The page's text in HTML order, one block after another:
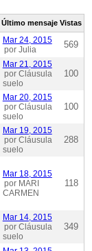
Último mensaje Vistas
Mar 24, 2015
por Julia
569
Mar 21, 2015
por Cláusula
suelo
100
Mar 20, 2015
por Cláusula
suelo
100
Mar 19, 2015
por Cláusula
suelo
288
Mar 18, 2015
por MARI
CARMEN
118
Mar 14, 2015
por Cláusula
suelo
349